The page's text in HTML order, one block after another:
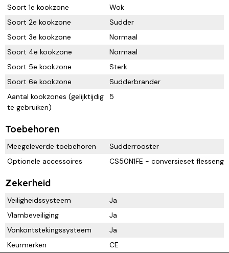
Soort 1e kookzone
Wok
Soort 2e kookzone
Sudder
Soort 3e kookzone
Normaal
Soort 4e kookzone
Normaal
Soort 5e kookzone
Sterk
Soort 6e kookzone
Sudderbrander
Aantal kookzones (gelijktijdig
te gebruiken)
5
Toebehoren
Meegeleverde toebehoren
Sudderrooster
Optionele accessoires
CS50N1FE - conversieset
Zekerheid
Veiligheidssysteem
Ja
Vlambeveiliging
Ja
Vonkontstekingssysteem
Ja
Keurmerken
CE